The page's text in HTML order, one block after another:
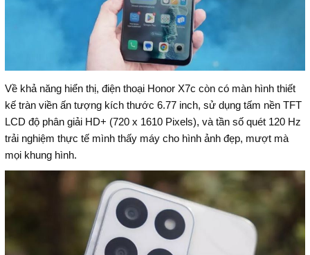
Về khả năng hiển thị, điện thoại Honor X7c còn có màn hình thiết
kế tràn viền ấn tượng kích thước 6.77 inch, sử dụng tấm nền TFT
LCD độ phân giải HD+ (720 x 1610 Pixels), và tần số quét 120 Hz
trải nghiệm thực tế mình thấy máy cho hình ảnh đẹp, mượt mà
mọi khung hình.